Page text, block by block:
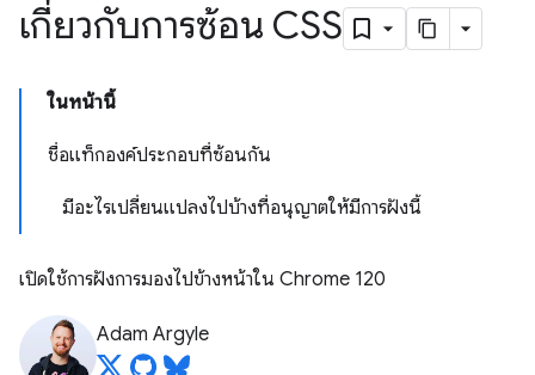
เกี่ยวกับการซ้อน CSS
ในหน้านี้
ชื่อแท็กองค์ประกอบที่ซ้อนกัน
มีอะไรเปลี่ยนแปลงไปบ้างที่อนุญาตให้มีการฝังนี้
เปิดใช้การฝังการมองไปข้างหน้าใน Chrome 120
Adam Argyle